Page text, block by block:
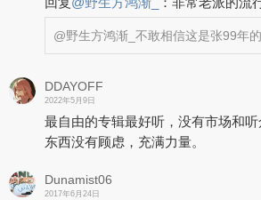
@野生方鸿渐_ 不敢相信这是张99年的
DDAYOFF
2022年5月9日
最自由的专辑最好听，没有市场和
东西没有顾虑，充满力量。
Dunamist06
2017年6月24日